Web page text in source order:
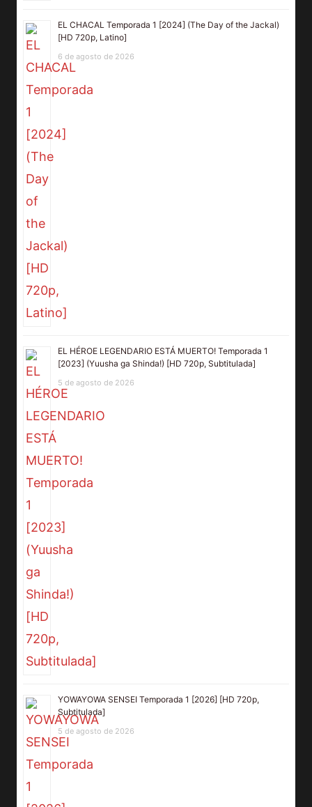
EL CHACAL Temporada 1 [2024] (The Day of the Jackal)
[HD 720p, Latino]
6 de agosto de 2026
EL HÉROE LEGENDARIO ESTÁ MUERTO! Temporada 1
[2023] (Yuusha ga Shinda!) [HD 720p, Subtitulada]
5 de agosto de 2026
YOWAYOWA SENSEI Temporada 1 [2026] [HD 720p,
Subtitulada]
5 de agosto de 2026